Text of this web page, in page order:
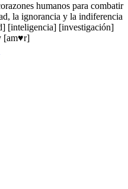
humanos para combatir
la ignorancia y la indiferencia
[inteligencia] [investigación]
[am♥r]